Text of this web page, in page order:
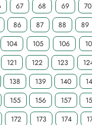
67 68 69 70
86
87 88 89
104
105 106
121
122 123
138
139 140
155
156 157
172
173 174